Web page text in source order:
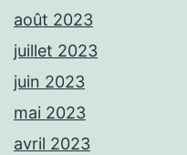
août 2023
juillet 2023
juin 2023
mai 2023
avril 2023